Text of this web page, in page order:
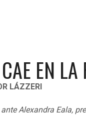
EN
LÁZZERI
Alexandra Eala,